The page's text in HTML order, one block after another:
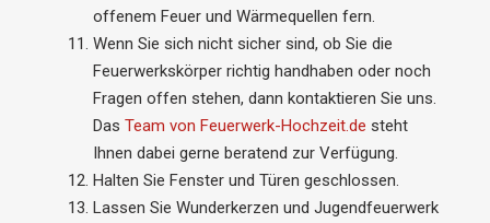
offenem Feuer und Wärmequellen fern.
Wenn Sie sich nicht sicher sind, ob Sie die
Feuerwerkskörper richtig handhaben oder noch
Fragen offen stehen, dann kontaktieren Sie uns.
Das Team von Feuerwerk-Hochzeit.de steht
Ihnen dabei gerne beratend zur Verfügung.
Halten Sie Fenster und Türen geschlossen.
Lassen Sie Wunderkerzen und Jugendfeuerwerk